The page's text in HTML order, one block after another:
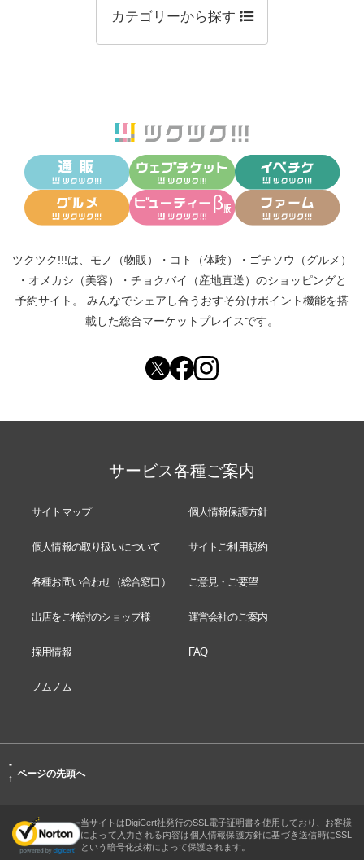
カテゴリーから探す
ツクツク!!!は、 モノ（物販） ・ コト（体験） ・ ゴチソウ（グルメ）
・ オメカシ（美容） ・ チョクバイ（産地直送） のショッピングと
予約サイト。
みんなでシェアし合う おすそ分けポイント機能を搭
載した総合マーケットプレイスです。
サービス各種ご案内
サイトマップ 個人情報保護方針
個人情報の取り扱いについて サイトご利用規約
各種お問い合わせ（総合窓口） ご意見・ご要望
出店をご検討のショップ様 運営会社のご案内
採用情報 FAQ
ノムノム
-
↑ ページの先頭へ
当サイトはDigiCert社発行のSSL電子証明書を使用しており、お客様
によって入力される内容は個人情報保護方針に基づき送信時にSSL
という暗号化技術によって保護されます。